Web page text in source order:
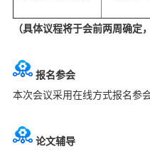
（具体议程将于会前两周确定
报名参会
本次会议采用在线方式报名参
论文辅导